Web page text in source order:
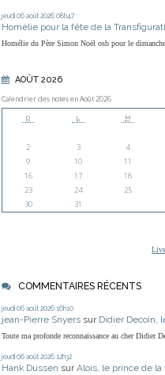
jeudi 06 août 2026 08h47
Homélie pour la fête de la
Homélie du Père Simon Noël osb pour le
AOÛT 2026
Calendrier des notes en Août 2026
D L M
2
3 4
9
10 11
16
17 18
23
24 25
30
31
COMMENTAIRES RÉCENTS
jeudi 06 août 2026 16h10
jean-Pierre Snyers sur Didier Decoin,
Toute ma profonde reconnaissance au cher Didier
jeudi 06 août 2026 12h32
Hank Dussen sur Alois, le prince de